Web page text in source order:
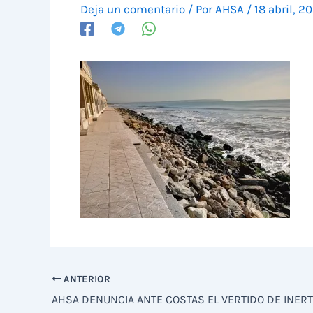
Deja un comentario / Por AHSA / 18 abril,
ANTERIOR